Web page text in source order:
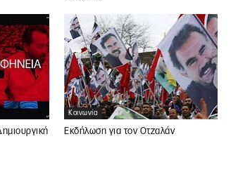
Κοινωνία
Εκδήλωση για τον Οτζαλάν